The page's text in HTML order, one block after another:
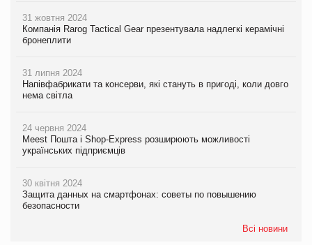
31 жовтня 2024
Компанія Rarog Tactical Gear презентувала надлегкі керамічні
бронеплити
31 липня 2024
Напівфабрикати та консерви, які стануть в пригоді, коли довго
нема світла
24 червня 2024
Meest Пошта і Shop-Express розширюють можливості
українських підприємців
30 квітня 2024
Защита данных на смартфонах: советы по повышению
безопасности
Всі новини